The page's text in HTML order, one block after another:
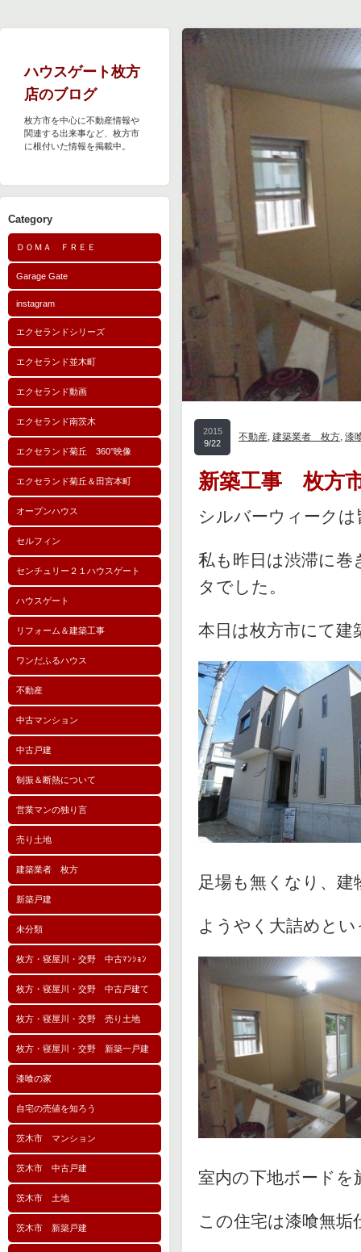
ハウスゲート枚方
店のブログ
枚方市を中心に不動産情報や
関連する出来事など、枚方市
に根付いた情報を掲載中。
Category
ＤＯＭＡ ＦＲＥＥ
Garage Gate
instagram
エクセランドシリーズ
エクセランド並木町
エクセランド動画
エクセランド南茨木
エクセランド菊丘 360°映像
エクセランド菊丘＆田宮本町
オープンハウス
セルフィン
センチュリー２１ハウスゲート
ハウスゲート
リフォーム＆建築工事
ワンだふるハウス
不動産
中古マンション
中古戸建
制振＆断熱について
営業マンの独り言
売り土地
建築業者 枚方
新築戸建
未分類
枚方・寝屋川・交野 中古ﾏﾝｼｮﾝ
枚方・寝屋川・交野 中古戸建て
枚方・寝屋川・交野 売り土地
枚方・寝屋川・交野 新築一戸建
漆喰の家
自宅の売値を知ろう
茨木市 マンション
茨木市 中古戸建
茨木市 土地
茨木市 新築戸建
2015
9/22
不動産, 建築業者 枚方, 漆
新築工事 枚方
シルバーウィーク
私も昨日は渋滞に
タでした。
本日は枚方市にて建
足場も無くなり、
ようやく大詰めと
室内の下地ボードを
この住宅は漆喰無